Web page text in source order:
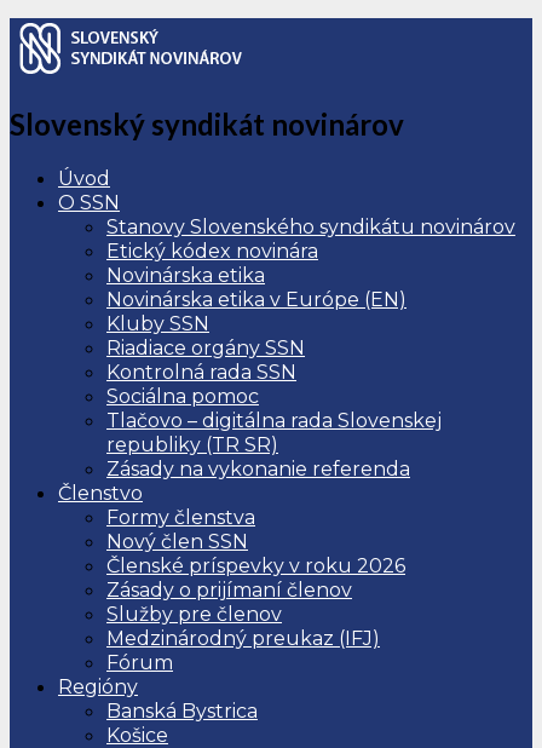
Slovenský syndikát novinárov
Úvod
O SSN
Stanovy Slovenského syndikátu novinárov
Etický kódex novinára
Novinárska etika
Novinárska etika v Európe (EN)
Kluby SSN
Riadiace orgány SSN
Kontrolná rada SSN
Sociálna pomoc
Tlačovo – digitálna rada Slovenskej
republiky (TR SR)
Zásady na vykonanie referenda
Členstvo
Formy členstva
Nový člen SSN
Členské príspevky v roku 2026
Zásady o prijímaní členov
Služby pre členov
Medzinárodný preukaz (IFJ)
Fórum
Regióny
Banská Bystrica
Košice